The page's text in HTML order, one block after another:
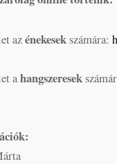
azénekesek számára:
ahangszeresek